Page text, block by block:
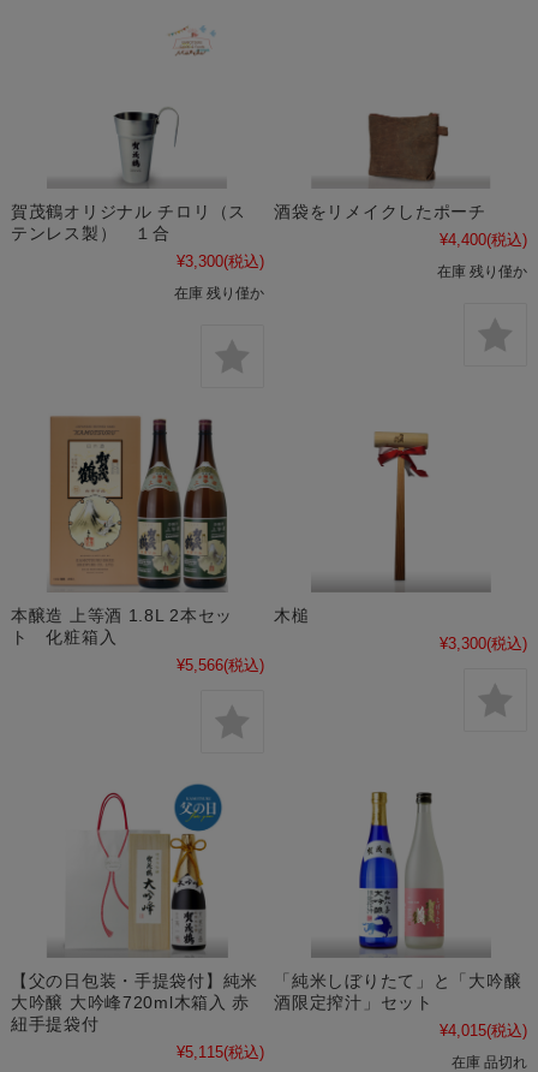
賀茂鶴オリジナル チロリ（ス
テンレス製） １合
¥3,300(税込)
在庫 残り僅か
酒袋をリメイクしたポーチ
¥4,400(税込)
在庫 残り僅か
本醸造 上等酒 1.8L 2本セッ
ト 化粧箱入
¥5,566(税込)
木槌
¥3,300(税込)
【父の日包装・手提袋付】純米
大吟醸 大吟峰720ml木箱入 赤
紐手提袋付
¥5,115(税込)
「純米しぼりたて」と「大吟醸
酒限定搾汁」セット
¥4,015(税込)
在庫 品切れ